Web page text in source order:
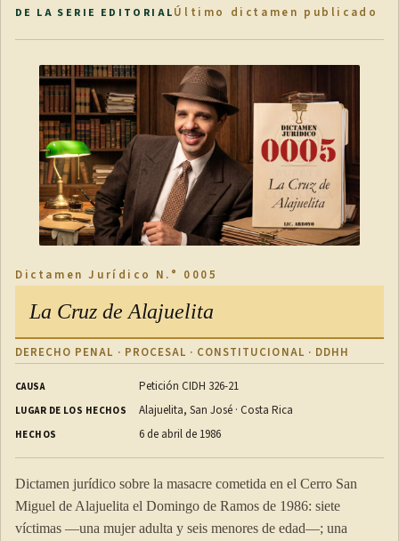
DE LA SERIE EDITORIALÚltimo dictamen publicado
Dictamen Jurídico N.° 0005
La Cruz de Alajuelita
DERECHO PENAL · PROCESAL · CONSTITUCIONAL · DDHH
CAUSA Petición CIDH 326-21
LUGAR DE LOS HECHOS Alajuelita, San José · Costa Rica
HECHOS 6 de abril de 1986
Dictamen jurídico sobre la masacre cometida en el Cerro San
Miguel de Alajuelita el Domingo de Ramos de 1986: siete
víctimas —una mujer adulta y seis menores de edad—; una